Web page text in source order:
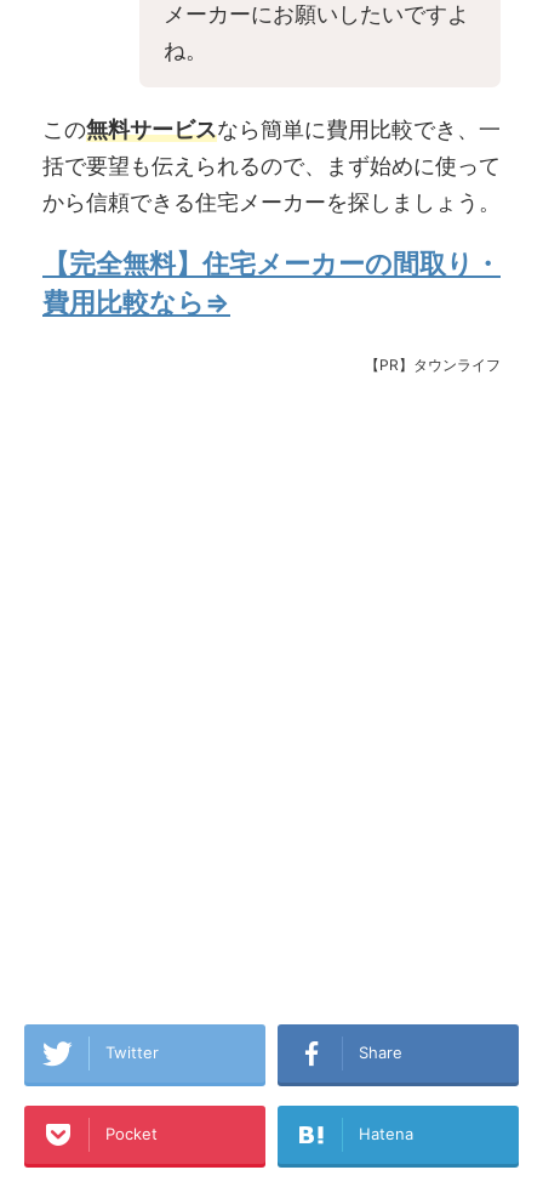
メーカーにお願いしたいですよ
ね。
この無料サービスなら簡単に費用比較でき、一
括で要望も伝えられるので、まず始めに使って
から信頼できる住宅メーカーを探しましょう。
【完全無料】住宅メーカーの間取り・
費用比較なら⇒
【PR】タウンライフ
Twitter Share
Pocket Hatena